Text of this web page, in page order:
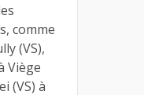
comme
(VS),
Viège
(VS) à